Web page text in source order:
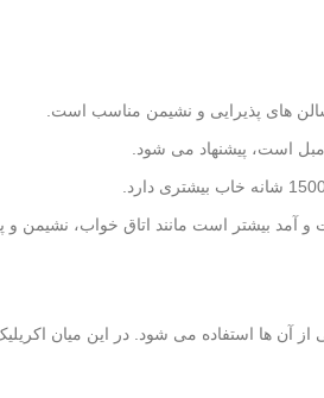
آن ها استفاده می شود. در این میان